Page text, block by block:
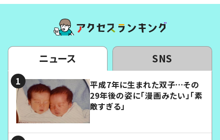
ニュース SNS
平成7年に生まれた双子…その
29年後の姿に「漫画みたい」「素
敵すぎる」